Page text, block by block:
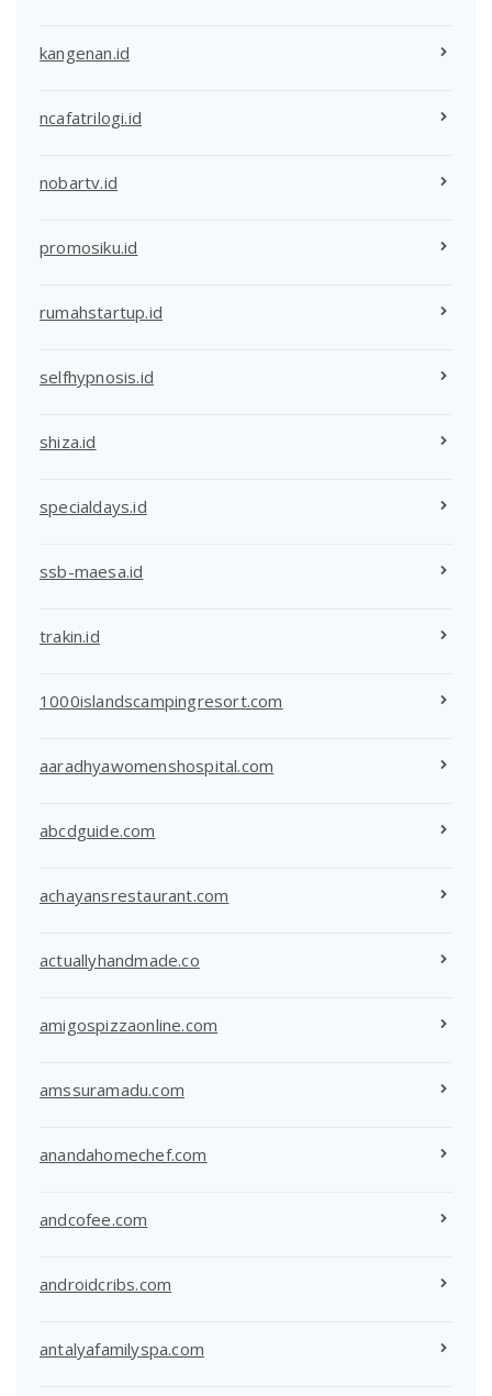
kangenan.id
ncafatrilogi.id
nobartv.id
promosiku.id
rumahstartup.id
selfhypnosis.id
shiza.id
specialdays.id
ssb-maesa.id
trakin.id
1000islandscampingresort.com
aaradhyawomenshospital.com
abcdguide.com
achayansrestaurant.com
actuallyhandmade.co
amigospizzaonline.com
amssuramadu.com
anandahomechef.com
andcofee.com
androidcribs.com
antalyafamilyspa.com